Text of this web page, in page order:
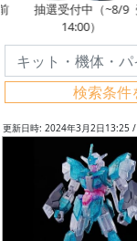
抽選受付中（~8/9
14:00）
検索条件
更新日時: 2024年3月2日13:25